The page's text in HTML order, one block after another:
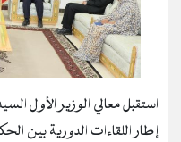
استقبل معالي الوزير الأول
إطار اللقاءات الدورية بين